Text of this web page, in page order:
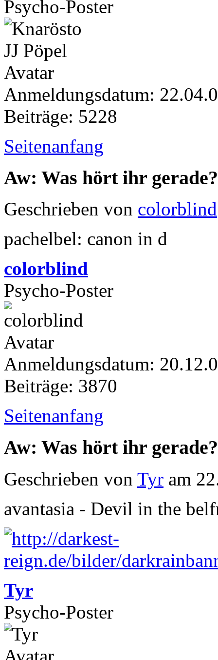
Psycho-Poster
Anmeldungsdatum:
Beiträge: 5228
Seitenanfang
Aw: Was hört ihr gerade?
Geschrieben von colorblind
pachelbel: canon in d
colorblind
Psycho-Poster
Anmeldungsdatum:
Beiträge: 3870
Seitenanfang
Aw: Was hört ihr gerade?
Geschrieben von Tyr am
avantasia - Devil in the
Tyr
Psycho-Poster